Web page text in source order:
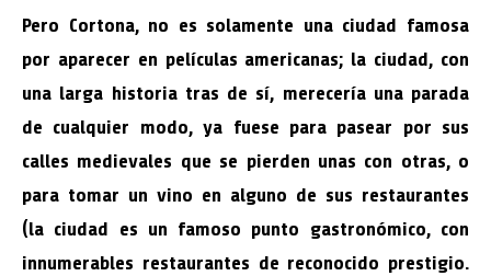
Pero Cortona, no es solamente una ciudad famosa
por aparecer en películas americanas; la ciudad, con
una larga historia tras de sí, merecería una parada
de cualquier modo, ya fuese para pasear por sus
calles medievales que se pierden unas con otras, o
para tomar un vino en alguno de sus restaurantes
(la ciudad es un famoso punto gastronómico, con
innumerables restaurantes de reconocido prestigio.